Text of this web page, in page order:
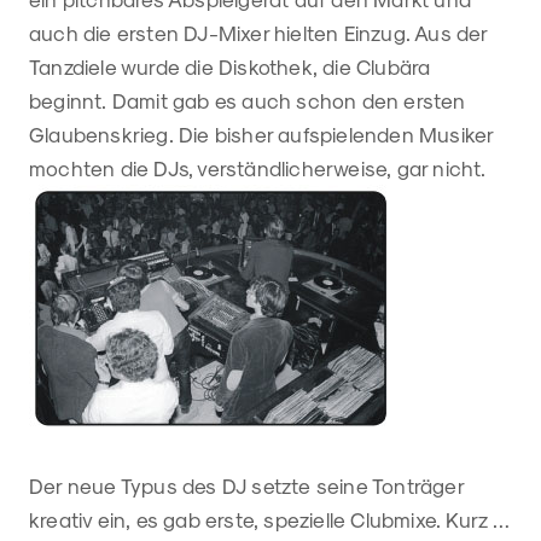
auch die ersten DJ-Mixer hielten Einzug. Aus der
Tanzdiele wurde die Diskothek, die Clubära
beginnt. Damit gab es auch schon den ersten
Glaubenskrieg. Die bisher aufspielenden Musiker
mochten die DJs, verständlicherweise, gar nicht.
Der neue Typus des DJ setzte seine Tonträger
kreativ ein, es gab erste, spezielle Clubmixe. Kurz …